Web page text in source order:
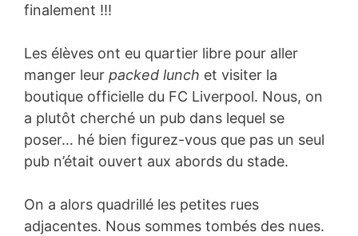
finalement !!!
Les élèves ont eu quartier libre pour aller
manger leur packed lunch et visiter la
boutique officielle du FC Liverpool. Nous, on
a plutôt cherché un pub dans lequel se
poser… hé bien figurez-vous que pas un seul
pub n’était ouvert aux abords du stade.
On a alors quadrillé les petites rues
adjacentes. Nous sommes tombés des nues.